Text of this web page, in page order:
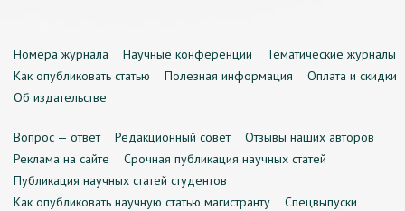
Номера журнала Научные конференции
Тематические журналы
Как опубликовать статью
Полезная информация
Оплата и скидки
Об издательстве
Вопрос — ответ Редакционный совет
Отзывы наших авторов
Реклама на сайте
Срочная публикация научных статей
Публикация научных статей студентов
Как опубликовать научную статью магистранту
Спецвыпуски